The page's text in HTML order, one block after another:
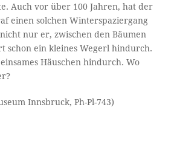
Auch vor über 100 Jahren, hat der
einen solchen Winterspaziergang
nur er, zwischen den Bäumen
schon ein kleines Wegerl hindurch.
Häuschen hindurch. Wo
Innsbruck, Ph-Pl-743)